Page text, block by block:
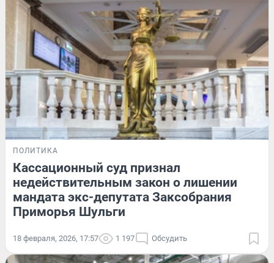
ПОЛИТИКА
Кассационный суд признал
недействительным закон о лишении
мандата экс-депутата Заксобрания
Приморья Шульги
18 февраля, 2026, 17:57 1 197 Обсудить